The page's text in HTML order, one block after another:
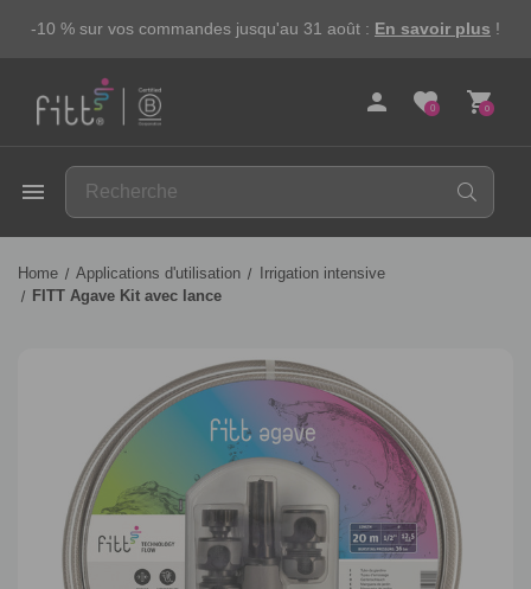
-10 % sur vos commandes jusqu'au 31 août : En savoir plus !
person 0
favorite 0
shopping_cart
menu
Home Applications d'utilisation
Irrigation intensive
FITT Agave Kit avec lance